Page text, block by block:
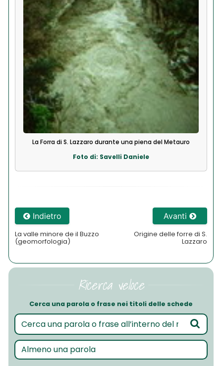
Ricerca veloce
Cerca una parola o frase nei titoli delle schede
La Forra di S. Lazzaro durante una piena del Metauro
Foto di: Savelli Daniele
Indietro
La valle minore de il Buzzo
(geomorfologia)
Avanti
Origine delle forre di S.
Lazzaro